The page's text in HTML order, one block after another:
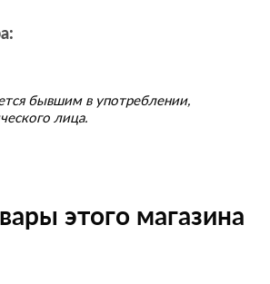
бывшим в употреблении,
лица.
этого магазина